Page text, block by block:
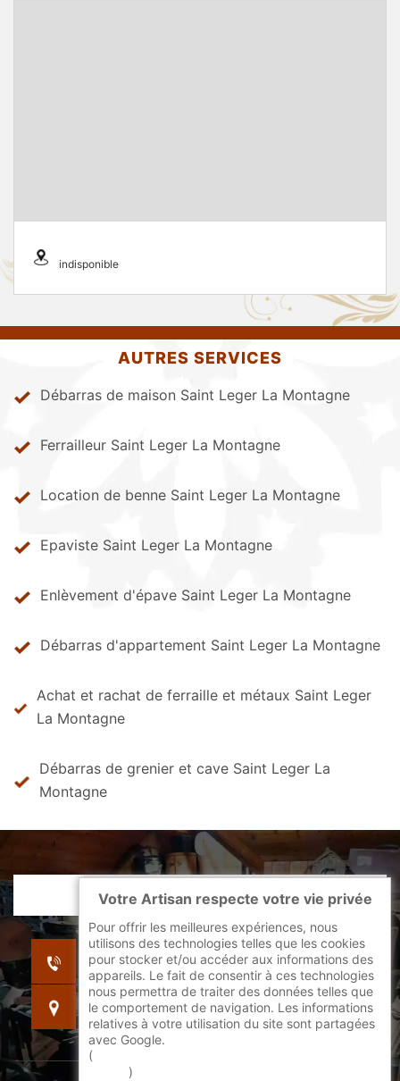
indisponible
AUTRES SERVICES
Débarras de maison Saint Leger La Montagne
Ferrailleur Saint Leger La Montagne
Location de benne Saint Leger La Montagne
Epaviste Saint Leger La Montagne
Enlèvement d'épave Saint Leger La Montagne
Débarras d'appartement Saint Leger La Montagne
Achat et rachat de ferraille et métaux Saint Leger
La Montagne
Débarras de grenier et cave Saint Leger La
Montagne
indisponible
indisponible
indisponible
Votre Artisan respecte votre vie privée
Pour offrir les meilleures expériences, nous
utilisons des technologies telles que les cookies
pour stocker et/ou accéder aux informations des
appareils. Le fait de consentir à ces technologies
nous permettra de traiter des données telles que
le comportement de navigation. Les informations
relatives à votre utilisation du site sont partagées
avec Google.
(
)